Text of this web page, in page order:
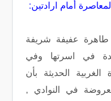
أمام ارادتين:
طاهرة عفيفة شريفة
في اسرتها وفي
الغربية الحديثة بأن
في النوادي ,